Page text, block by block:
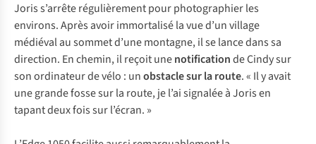
Joris s’arrête régulièrement pour photographier les
environs. Après avoir immortalisé la vue d’un village
médiéval au sommet d’une montagne, il se lance dans sa
direction. En chemin, il reçoit unenotificationde Cindy sur
son ordinateur de vélo : unobstacle sur la route. « Il y avait
une grande fosse sur la route, je l’ai signalée à Joris en
tapant deux fois sur l’écran. »